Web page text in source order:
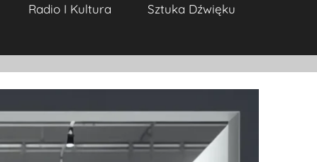
Radio I Kultura Sztuka Dźwięku